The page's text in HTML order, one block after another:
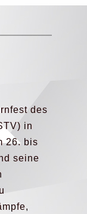
des
in
26. bis
seine